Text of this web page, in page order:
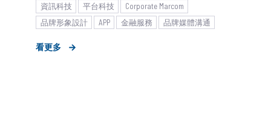
資訊科技 平台科技
Corporate Marcom
品牌形象設計
APP 金融服務
品牌媒體溝通
看更多